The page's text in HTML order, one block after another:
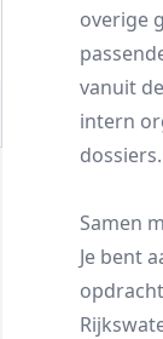
overige
vanuit
intern
dossiers.
Samen
Je bent